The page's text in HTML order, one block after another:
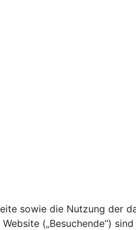
sowie die Nutzung der
(„Besuchende“)